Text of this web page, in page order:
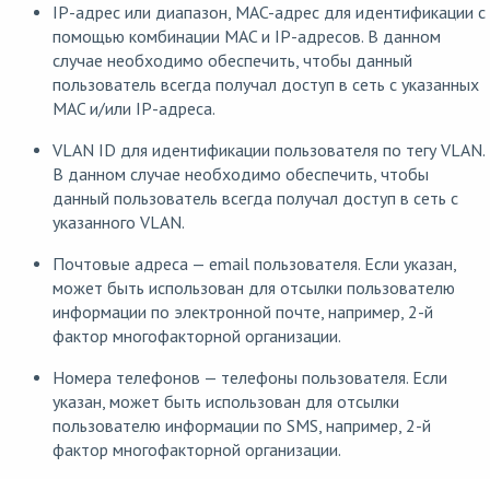
IP-адрес или диапазон, MAC-адрес для идентификации с
помощью комбинации MAC и IP-адресов. В данном
случае необходимо обеспечить, чтобы данный
пользователь всегда получал доступ в сеть с указанных
MAC и/или IP-адреса.
VLAN ID для идентификации пользователя по тегу VLAN.
В данном случае необходимо обеспечить, чтобы
данный пользователь всегда получал доступ в сеть с
указанного VLAN.
Почтовые адреса — email пользователя. Если указан,
может быть использован для отсылки пользователю
информации по электронной почте, например, 2-й
фактор многофакторной организации.
Номера телефонов — телефоны пользователя. Если
указан, может быть использован для отсылки
пользователю информации по SMS, например, 2-й
фактор многофакторной организации.